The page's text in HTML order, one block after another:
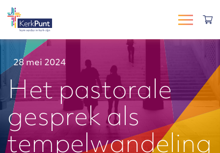
28 mei 2024
Het pastorale
gesprek als
tempelwandeling